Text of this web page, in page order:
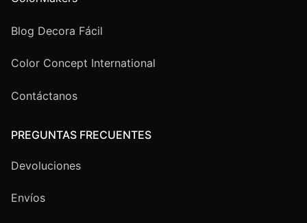
Blog Decora Fácil
Color Concept International
Contáctanos
PREGUNTAS FRECUENTES
Devoluciones
Envíos